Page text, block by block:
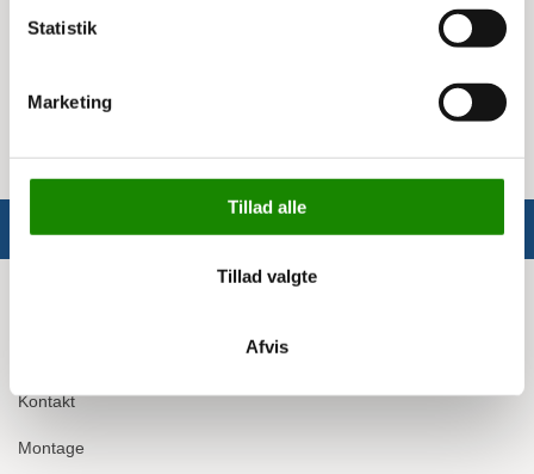
Statistik
Marketing
Tillad alle
Tillad valgte
Afvis
Dimensioner (LxBxH): 79,5 x 60 x 157 cm
Frekvens: 50-60 Hz
Kontakt
Montage